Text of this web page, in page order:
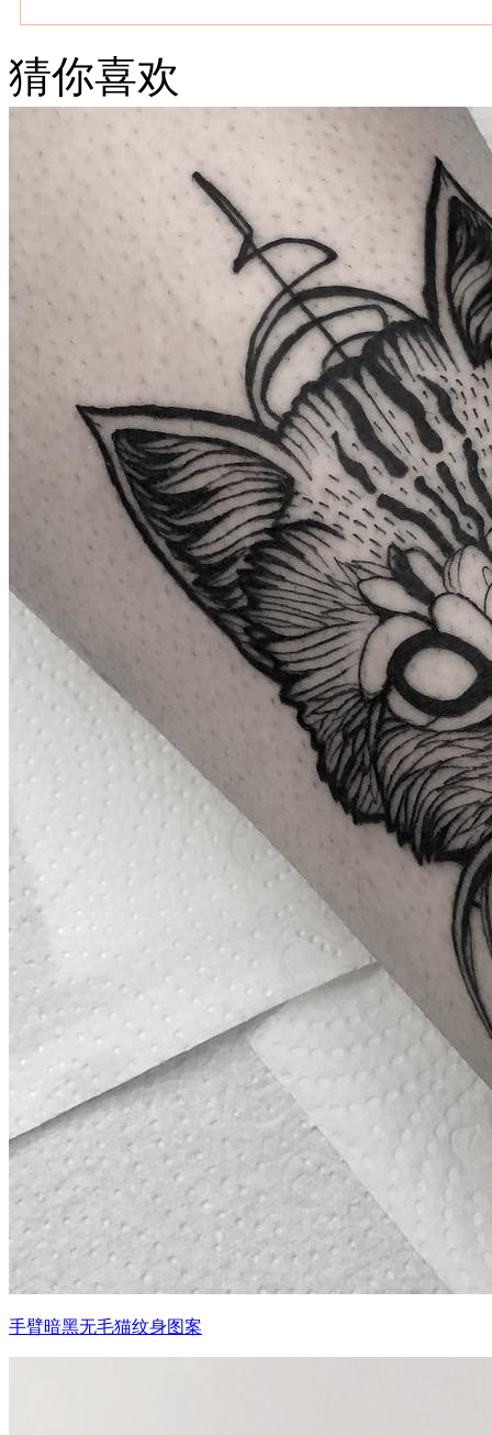
武汉老兵纹身微信
： 服务号：laobingwenshen 订阅号：laobing66666 打造国
文资讯！精美纹身图案及手稿 纹身作品 一站搞定！回复相
问千万素材的微官网，中国最强最全纹身图案尽在其中！
猜你喜欢
手臂暗黑无毛猫纹身图案